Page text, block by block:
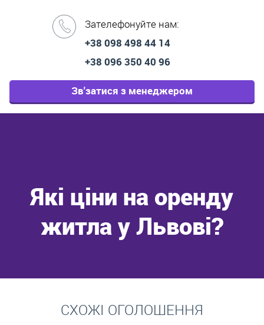
Зателефонуйте нам:
+38 098 498 44 14
+38 096 350 40 96
Зв'затися з менеджером
Які ціни на оренду
житла у Львові?
СХОЖІ ОГОЛОШЕННЯ